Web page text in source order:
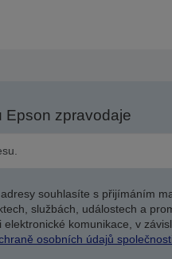
Epson zpravodaje
souhlasíte s přijímáním
službách, událostech a
elektronické komunikace, v
osobních údajů